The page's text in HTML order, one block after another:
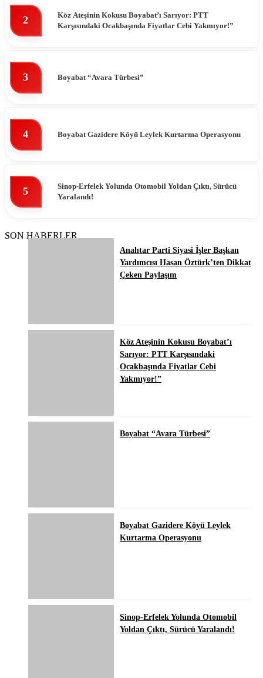
2
Köz Ateşinin Kokusu Boyabat’ı Sarıyor: PTT
Karşısındaki Ocakbaşında Fiyatlar Cebi Yakmıyor!”
3 Boyabat “Avara Türbesi”
4 Boyabat Gazidere Köyü Leylek Kurtarma Operasyonu
5
Sinop-Erfelek Yolunda Otomobil Yoldan Çıktı, Sürücü
Yaralandı!
SON HABERLER
Anahtar Parti Siyasi İşler Başkan
Yardımcısı Hasan Öztürk’ten Dikkat
Çeken Paylaşım
Köz Ateşinin Kokusu Boyabat’ı
Sarıyor: PTT Karşısındaki
Ocakbaşında Fiyatlar Cebi
Yakmıyor!”
Boyabat “Avara Türbesi”
Boyabat Gazidere Köyü Leylek
Kurtarma Operasyonu
Sinop-Erfelek Yolunda Otomobil
Yoldan Çıktı, Sürücü Yaralandı!